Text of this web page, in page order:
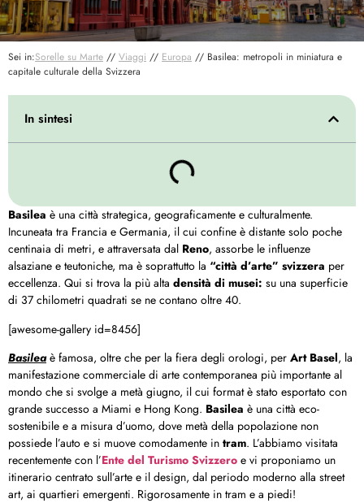
Sei in:Sorelle su Marte // Viaggi // Europa // Basilea: metropoli in miniatura e
capitale culturale della Svizzera
Basilea è una città strategica, geograficamente e culturalmente.
Incuneata tra Francia e Germania, il cui confine è distante solo poche
centinaia di metri, e attraversata dal Reno, assorbe le influenze
alsaziane e teutoniche, ma è soprattutto la “città d’arte” svizzera per
eccellenza. Qui si trova la più alta densità di musei: su una superficie
di 37 chilometri quadrati se ne contano oltre 40.
[awesome-gallery id=8456]
Basileaè famosa, oltre che per la fiera degli orologi, per Art Basel, la
manifestazione commerciale di arte contemporanea più importante al
mondo che si svolge a metà giugno, il cui format è stato esportato con
grande successo a Miami e Hong Kong. Basilea è una città eco-
sostenibile e a misura d’uomo, dove metà della popolazione non
possiede l’auto e si muove comodamente in tram. L’abbiamo visitata
recentemente con l’Ente del Turismo Svizzero e vi proponiamo un
itinerario centrato sull’arte e il design, dal periodo moderno alla street
art, ai quartieri emergenti. Rigorosamente in tram e a piedi!
In sintesi